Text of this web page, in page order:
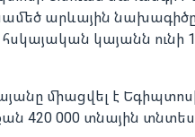
արևային նախագիծը:
հսկայական կայանն
միացվել է
420 000 տնային